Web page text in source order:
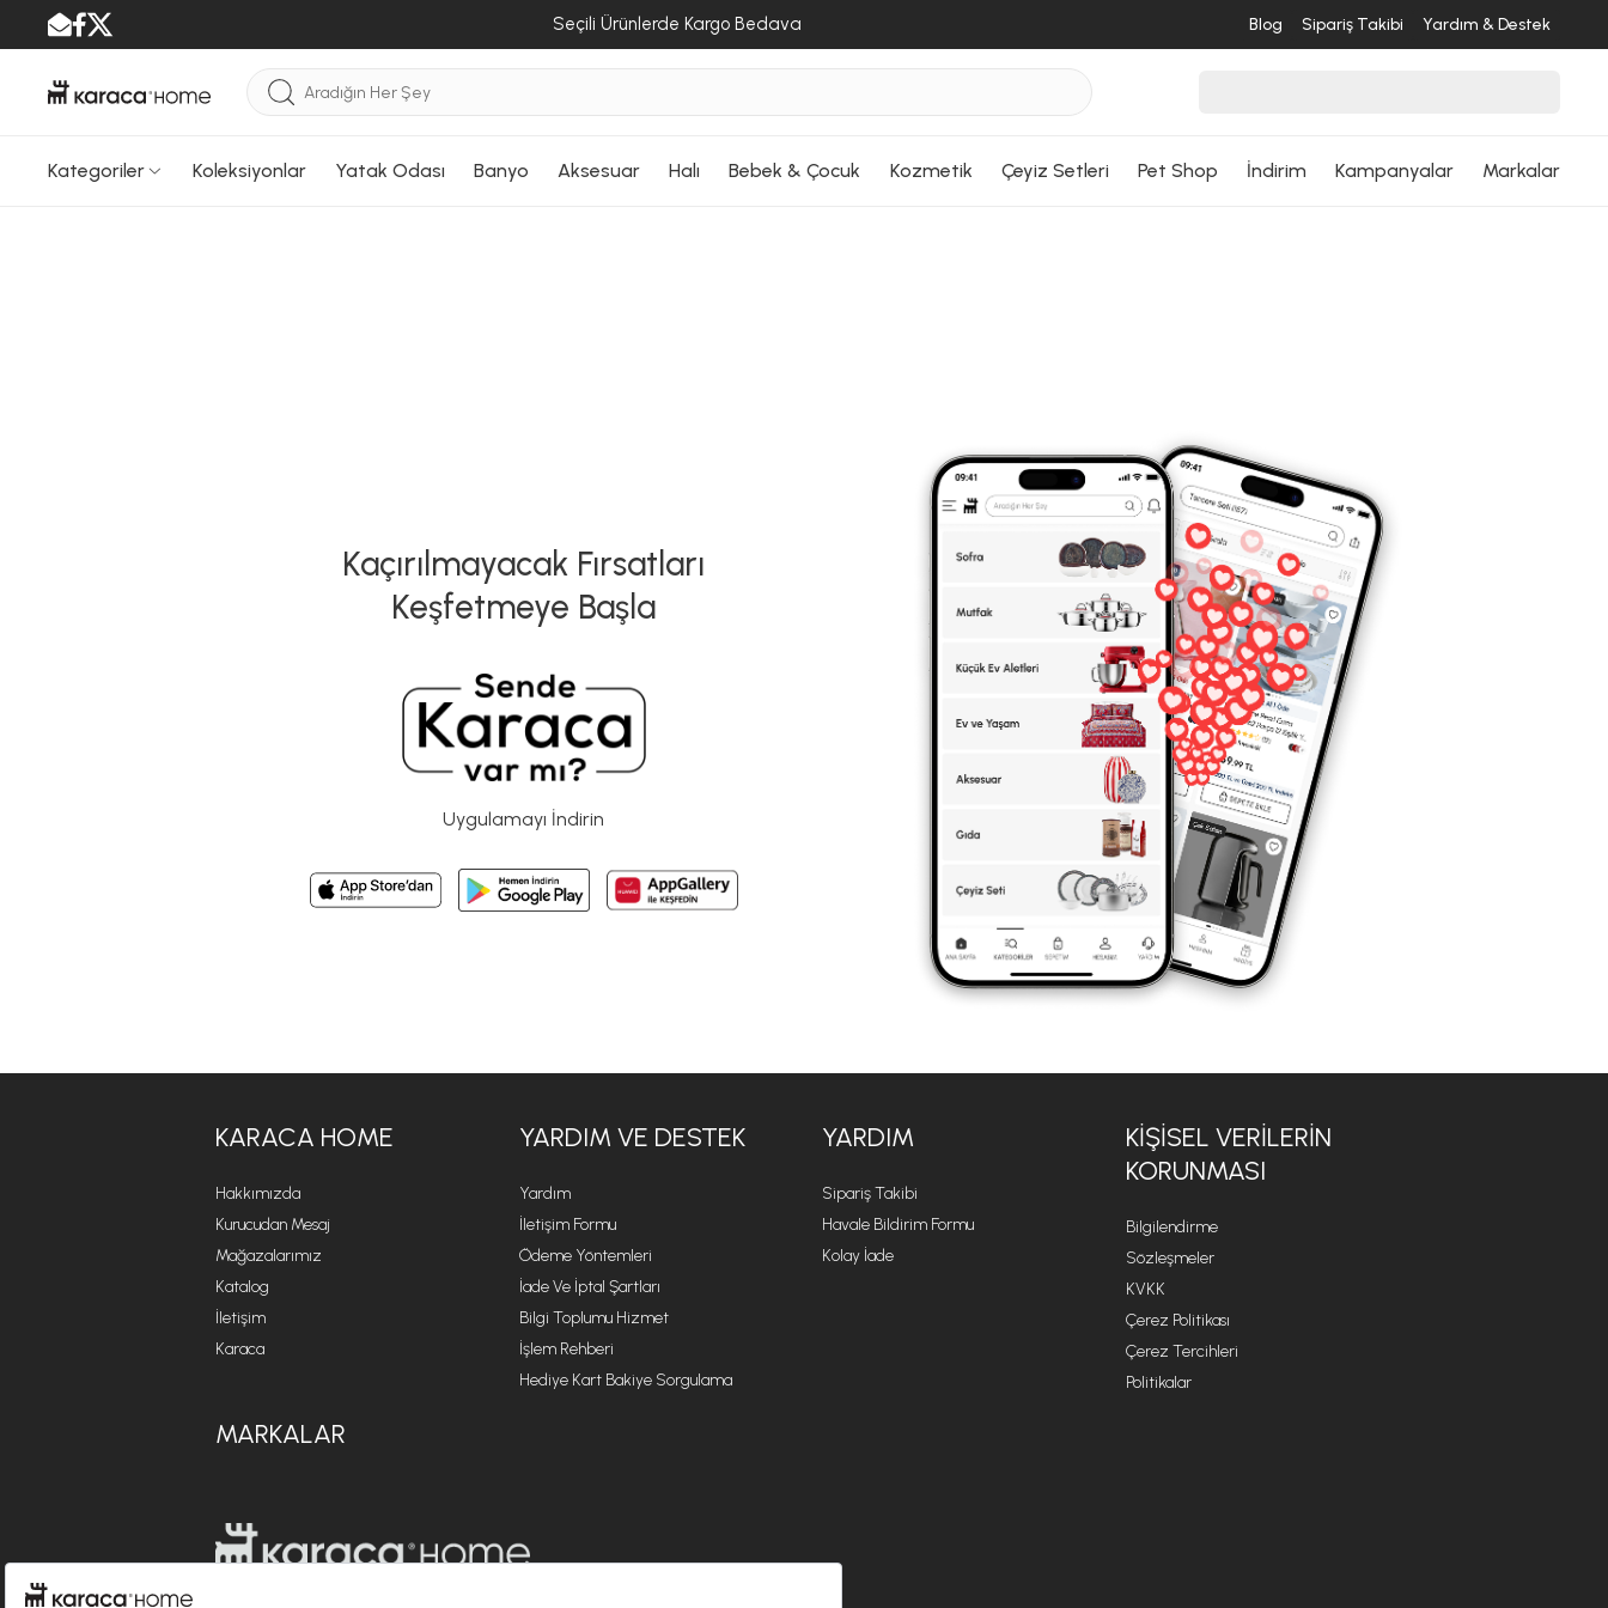
Seçili Ürünlerde Kargo Bedava Blog Sipariş Takibi Yardım & Destek
Kategoriler Koleksiyonlar Yatak Odası Banyo Aksesuar Halı Bebek & Çocuk Kozmetik Çeyiz Setleri Pet Shop İndirim Kampanyalar Markalar
Kaçırılmayacak Fırsatları
Keşfetmeye Başla
Uygulamayı İndirin
KARACA HOME
Hakkımızda
Kurucudan Mesaj
Mağazalarımız
Katalog
İletişim
Karaca
YARDIM VE DESTEK
Yardım
İletişim Formu
Ödeme Yöntemleri
İade Ve İptal Şartları
Bilgi Toplumu Hizmet
İşlem Rehberi
Hediye Kart Bakiye Sorgulama
YARDIM
Sipariş Takibi
Havale Bildirim Formu
Kolay İade
KİŞİSEL VERİLERİN
KORUNMASI
Bilgilendirme
Sözleşmeler
KVKK
Çerez Politikası
Çerez Tercihleri
Politikalar
MARKALAR